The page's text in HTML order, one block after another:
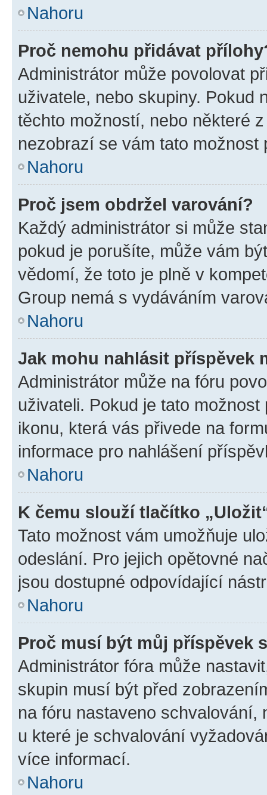
Nahoru
Proč nemohu přidávat
Administrátor může povolovat
uživatele, nebo skupiny. Pokud
těchto možností, nebo některé
nezobrazí se vám tato
Nahoru
Proč jsem obdržel varování?
Každý administrátor si může
pokud je porušíte, může vám
vědomí, že toto je plně v
Group nemá s vydáváním
Nahoru
Jak mohu nahlásit příspěvek
Administrátor může na fóru
uživateli. Pokud je tato
ikonu, která vás přivede na
informace pro nahlášení
Nahoru
K čemu slouží tlačítko
Tato možnost vám umožňuje
odeslání. Pro jejich opětovné
jsou dostupné odpovídající
Nahoru
Proč musí být můj příspěvek
Administrátor fóra může
skupin musí být před
na fóru nastaveno schvalování,
u které je schvalování
více informací.
Nahoru